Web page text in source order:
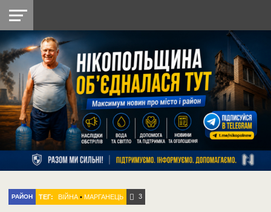
НІКОПОЛЬ
РАЙОН
СІЧЕСЛАВСЬКА
УКРАЇНА
РЕТРО
НІКОПОЛЬ
ЛАЙТ
УКРАЇНА
ДОПОМОГА
РАДІО
РАЙОН ТЕГ: ВІЙНА •МАРГАНЕЦЬ 3